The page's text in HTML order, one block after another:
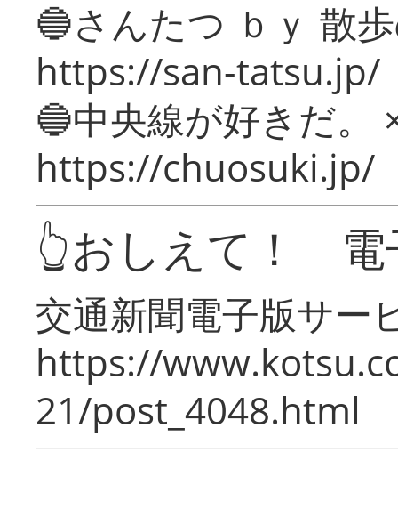
🔵さんたつ ｂｙ 散
https://san-tatsu.jp/
🔵中央線が好きだ。
https://chuosuki.jp/
👆おしえて！ 電
交通新聞電子版サー
https://
21/post_4048.html